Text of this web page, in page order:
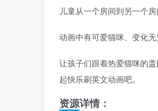
儿童从一个房间到另一个
动画中有可爱猫咪、变化
让孩子们跟着热爱猫咪的
起快乐刷英文动画吧。
资源详情：